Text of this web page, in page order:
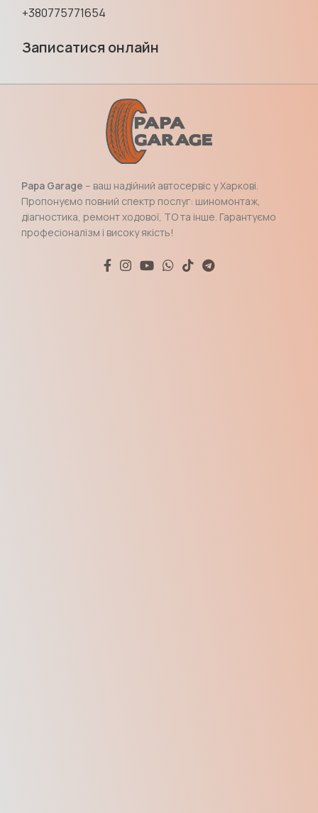
+380775771654
Записатися онлайн
Papa Garage – ваш надійний автосервіс у Харкові.
Пропонуємо повний спектр послуг: шиномонтаж,
діагностика, ремонт ходової, ТО та інше. Гарантуємо
професіоналізм і високу якість!